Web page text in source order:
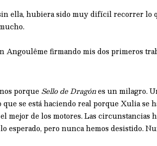
ella, hubiera sido muy difícil recorrer lo
firmando mis dos primeros
porque Sello de Dragónes un milagro.
se está haciendo real porque Xulia se
mejor de los motores. Las circunstancias
esperado, pero nunca hemos desistido.